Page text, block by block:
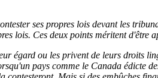
ses propres lois devant les
lois. Ces deux points méritent d'être
égard ou les privent de leurs droits
pays comme le Canada édicte